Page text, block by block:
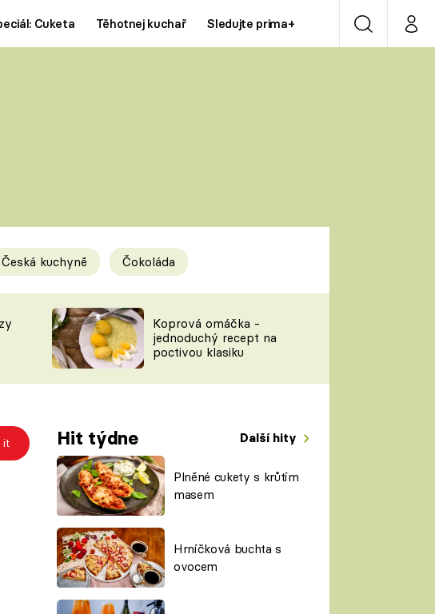
Cuketa Těhotnej kuchař Sledujte prima+ VyhledáváníMůj
Novinky
ŠÉFREDAKTORKY
ČASOPIS
Prima LAJK
Sledujte nás
Česká kuchyně Čokoláda
Koprová omáčka -
jednoduchý recept na
poctivou klasiku
it Hit týdne Další hity
Plněné cukety s krůtím
masem
Hrníčková buchta s
ovocem